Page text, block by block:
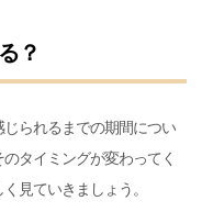
？
られるまでの期間につい
タイミングが変わってく
見ていきましょう。